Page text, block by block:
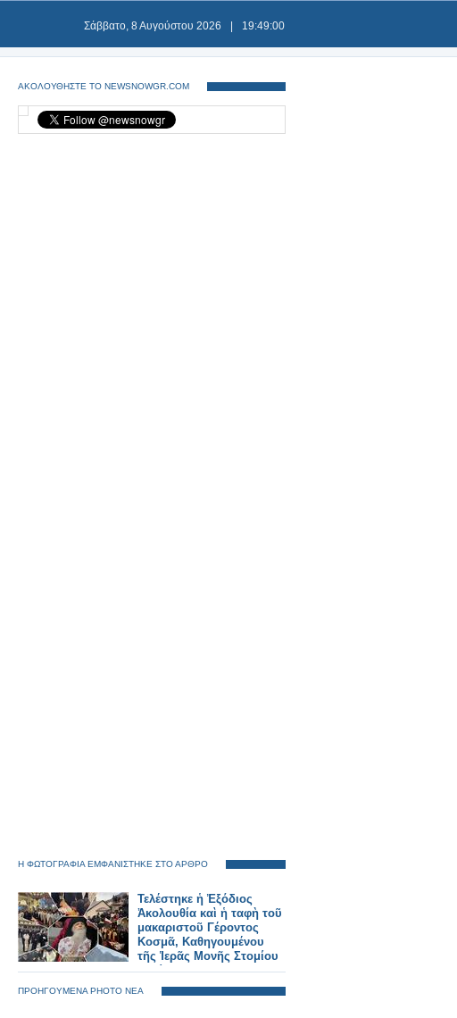
Σάββατο, 8 Αυγούστου 2026 19:49:01
ΑΚΟΛΟΥΘΗΣΤΕ ΤΟ NEWSNOWGR.COM
Η ΦΩΤΟΓΡΑΦΙΑ ΕΜΦΑΝΙΣΤΗΚΕ ΣΤΟ ΑΡΘΡΟ
Τελέστηκε ἡ Ἐξόδιος
Ἀκολουθία καὶ ἡ ταφὴ τοῦ
μακαριστοῦ Γέροντος
Κοσμᾶ, Καθηγουμένου
τῆς Ἱερᾶς Μονῆς Στομίου
Κονίτσης
ΠΡΟΗΓΟΥΜΕΝΑ PHOTO ΝΕΑ